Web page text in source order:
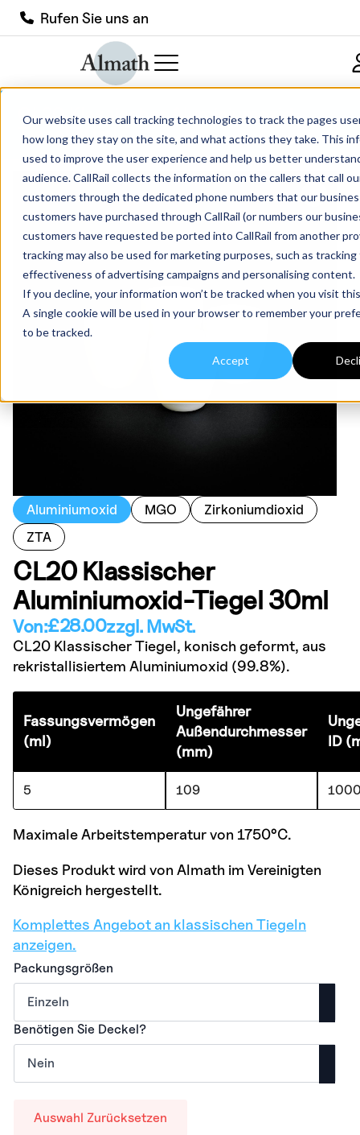
Our website uses call tracking technologies to track the pages
how long they stay on the site, and what actions they take. This
used to improve the user experience and help us better
audience. CallRail collects the information on the callers that call
customers through the dedicated phone numbers that our
customers have purchased through CallRail (or numbers our
customers have requested be ported into CallRail from another
tracking may also be used for marketing purposes, such as
effectiveness of advertising campaigns and personalising content.
If you decline, your information won’t be tracked when you visit
A single cookie will be used in your browser to remember your
to be tracked.
Accept
Rufen Sie uns an
CL20 Klassischer Aluminiumoxid-
Tiegel 30ml
Aluminiumoxid MGO
Zirkoniumdioxid
ZTA
CL20 Klassischer
Aluminiumoxid-Tiegel 30ml
Von:£28.00zzgl. MwSt.
CL20 Klassischer Tiegel, konisch geformt, aus
rekristallisiertem Aluminiumoxid (99.8%).
Fassungsvermögen
(ml)
Ungefährer
Außendurchmesser
(mm)
ID
5 109
Maximale Arbeitstemperatur von 1750°C.
Dieses Produkt wird von Almath im Vereinigten
Königreich hergestellt.
Komplettes Angebot an klassischen Tiegeln
anzeigen.
Packungsgrößen
Benötigen Sie Deckel?
Auswahl Zurücksetzen